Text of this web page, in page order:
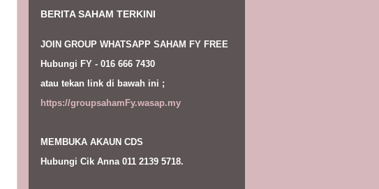
BERITA SAHAM TERKINI
JOIN GROUP WHATSAPP SAHAM FY FREE
Hubungi FY - 016 666 7430
atau tekan link di bawah ini ;
https://groupsahamFy.wasap.my
MEMBUKA AKAUN CDS
Hubungi Cik Anna 011 2139 5718.